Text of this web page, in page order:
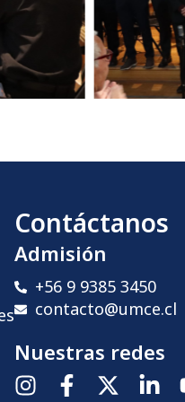
Contáctanos
Admisión
+56 9 9385 3450
contacto@umce.cl
Nuestras redes